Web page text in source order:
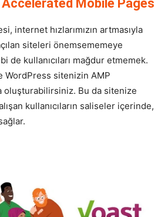
Mobile Pages
internet hızlarımızın artmasıyla
siteleri önemsememeye
de kullanıcıları mağdur etmemek.
WordPress sitenizin AMP
oluşturabilirsiniz. Bu da sitenize
kullanıcıların saliseler içerinde,